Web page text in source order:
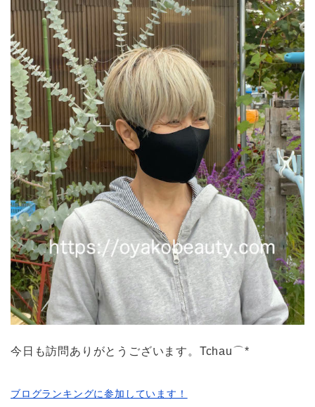
今日も訪問ありがとうございます。Tchau⌒*
ブログランキングに参加しています！